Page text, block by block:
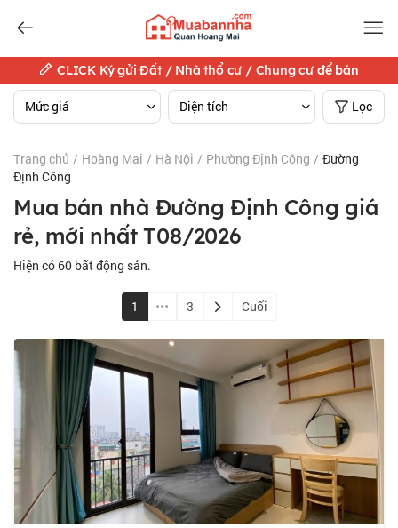
CLICK Ký gửi Đất / Nhà thổ cư / Chung cư để bán
Mức giá Diện tích Lọc
Trang chủ / Hoàng Mai / Hà Nội / Phường Định Công / Đường
Định Công
Mua bán nhà Đường Định Công giá
rẻ, mới nhất T08/2026
Hiện có 60 bất động sản.
1 3 Cuối